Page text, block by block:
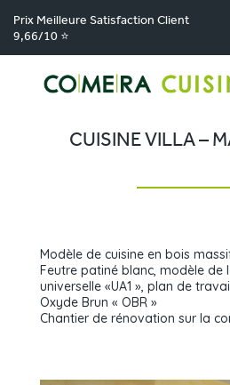
Prix Meilleure Satisfaction Client
9,66/10 ⭐
Comera Cuisines > Nos magasins de cuisine
Réalisations > Cuisine Villa – Malvalette
CUISINE VILLA –
Modèle de cuisine en bois
Feutre patiné blanc, modèle de
universelle «UA1 », plan de
Oxyde Brun « OBR »
Chantier de rénovation sur la